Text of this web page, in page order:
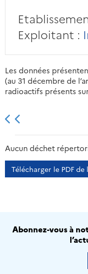
Exploitant :
Les données
(au 31 décembre de
radioactifs présents
2013
Aucun déchet
Télécharger le PDF
Abonnez-vous à